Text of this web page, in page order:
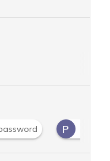
P plugin W